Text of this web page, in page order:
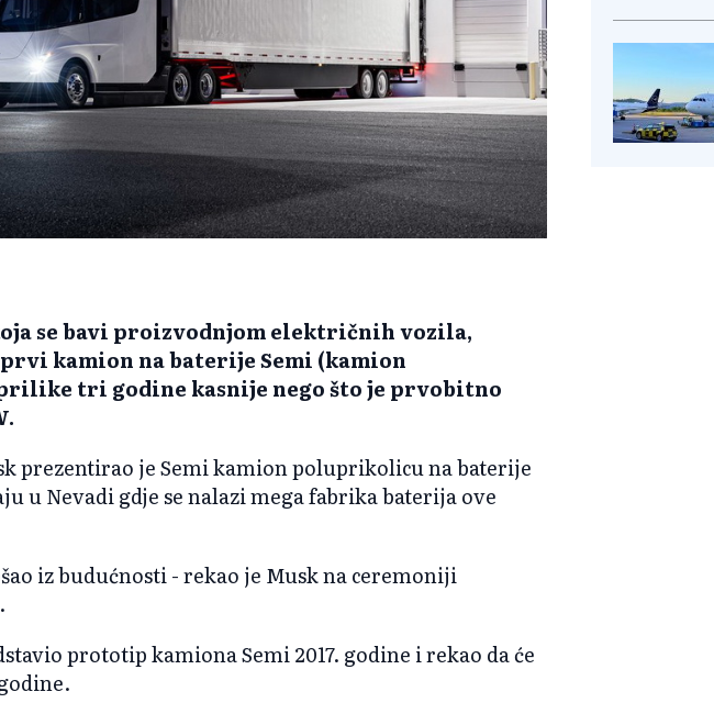
se bavi proizvodnjom električnih vozila,
kamion na baterije Semi (kamion
tri godine kasnije nego što je prvobitno
prezentirao je Semi kamion poluprikolicu na baterije
u Nevadi gdje se nalazi mega fabrika baterija ove
iz budućnosti - rekao je Musk na ceremoniji
prototip kamiona Semi 2017. godine i rekao da će